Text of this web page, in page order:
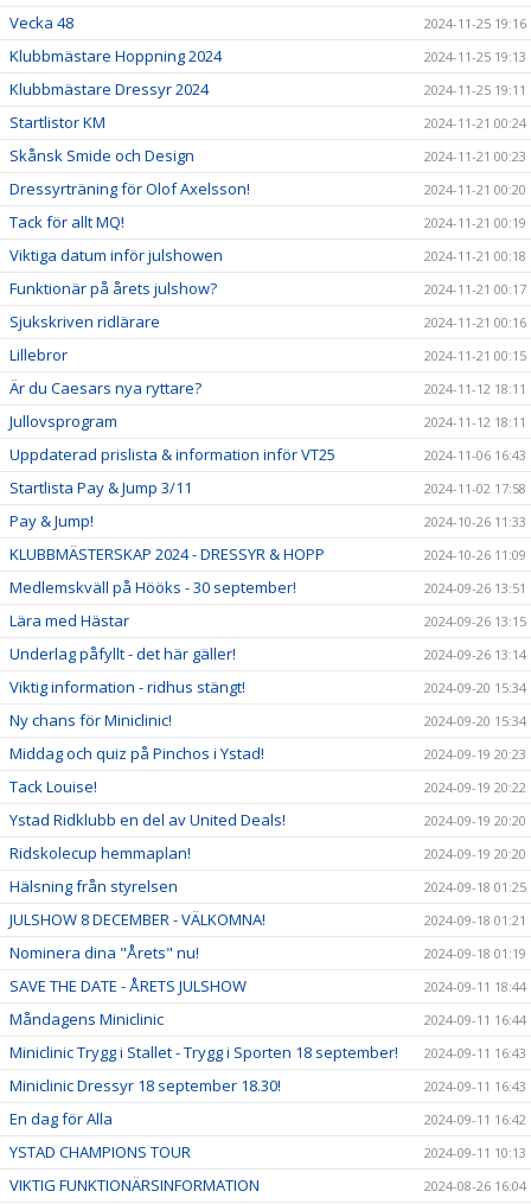
Vecka 48 2024-11-25 19:16
Klubbmästare Hoppning 2024 2024-11-25 19:13
Klubbmästare Dressyr 2024 2024-11-25 19:11
Startlistor KM 2024-11-21 00:24
Skånsk Smide och Design 2024-11-21 00:23
Dressyrträning för Olof Axelsson! 2024-11-21 00:20
Tack för allt MQ! 2024-11-21 00:19
Viktiga datum inför julshowen 2024-11-21 00:18
Funktionär på årets julshow? 2024-11-21 00:17
Sjukskriven ridlärare 2024-11-21 00:16
Lillebror 2024-11-21 00:15
Är du Caesars nya ryttare? 2024-11-12 18:11
Jullovsprogram 2024-11-12 18:11
Uppdaterad prislista & information inför VT25 2024-11-06 16:43
Startlista Pay & Jump 3/11 2024-11-02 17:58
Pay & Jump! 2024-10-26 11:33
KLUBBMÄSTERSKAP 2024 - DRESSYR & HOPP 2024-10-26 11:09
Medlemskväll på Hööks - 30 september! 2024-09-26 13:51
Lära med Hästar 2024-09-26 13:15
Underlag påfyllt - det här gäller! 2024-09-26 13:14
Viktig information - ridhus stängt! 2024-09-20 15:34
Ny chans för Miniclinic! 2024-09-20 15:34
Middag och quiz på Pinchos i Ystad! 2024-09-19 20:23
Tack Louise! 2024-09-19 20:22
Ystad Ridklubb en del av United Deals! 2024-09-19 20:20
Ridskolecup hemmaplan! 2024-09-19 20:20
Hälsning från styrelsen 2024-09-18 01:25
JULSHOW 8 DECEMBER - VÄLKOMNA! 2024-09-18 01:21
Nominera dina "Årets" nu! 2024-09-18 01:19
SAVE THE DATE - ÅRETS JULSHOW 2024-09-11 18:44
Måndagens Miniclinic 2024-09-11 16:44
Miniclinic Trygg i Stallet - Trygg i Sporten 18 september! 2024-09-11 16:43
Miniclinic Dressyr 18 september 18.30! 2024-09-11 16:43
En dag för Alla 2024-09-11 16:42
YSTAD CHAMPIONS TOUR 2024-09-11 10:13
VIKTIG FUNKTIONÄRSINFORMATION 2024-08-26 16:04